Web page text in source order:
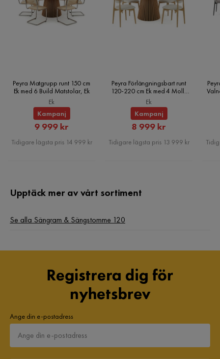
Peyra Matgrupp runt 150 cm
Ek med 6 Build Matstolar, Ek
Ek
Kampanj
Rabatterat
Pris
9 999 kr
Tidigare lägsta pris 14 999 kr
Peyra Förlängningsbart runt
120-220 cm Ek med 4 Molly
Matstolar, Ek
Ek
Kampanj
Rabatterat
Pris
8 999 kr
Tidigare lägsta pris 13 999 kr
Upptäck mer av vårt sortiment
Se alla Sängram & Sängstomme 120
Registrera dig för
nyhetsbrev
Ange din e-postadress